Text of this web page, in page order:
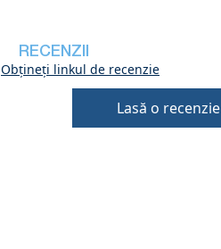
RECENZII
Obțineți linkul de recenzie
Lasă o recenzie